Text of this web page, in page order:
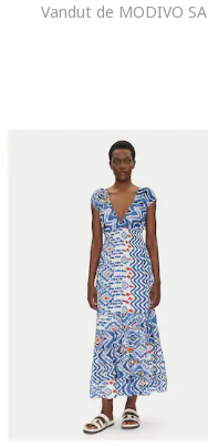
Vandut de MODIVO SA